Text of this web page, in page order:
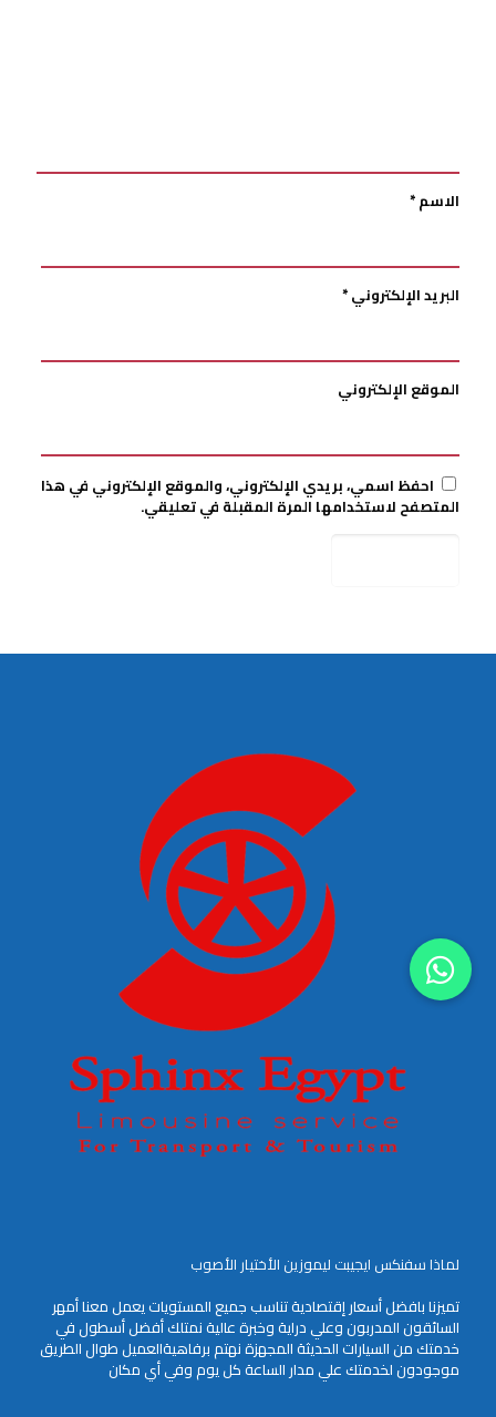
الاسم*
البريد الإلكتروني*
الموقع الإلكتروني
احفظ اسمي، بريدي الإلكتروني، والموقع الإلكتروني في هذا
المتصفح لاستخدامها المرة المقبلة في تعليقي.
لماذا سفنكس ايجيبت ليموزين الأختيار الأصوب
تميزنا بافضل أسعار إقتصادية تناسب جميع المستويات يعمل معنا أمهر
السائقون المدربون وعلي دراية وخبرة عالية نمتلك أفضل أسطول في
خدمتك من السيارات الحديثة المجهزة نهتم برفاهيةالعميل طوال الطريق
موجودون لخدمتك علي مدار الساعة كل يوم وفي أي مكان